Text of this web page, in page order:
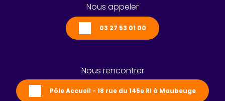
Nous appeler
03 27 53 01 00
Nous rencontrer
Pôle Accueil - 18 rue du 145e RI à Maubeuge